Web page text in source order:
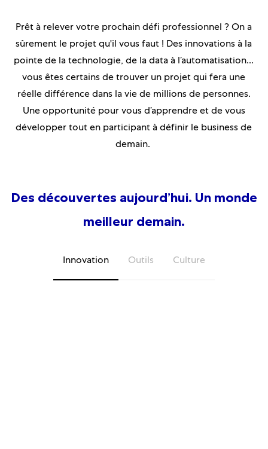
Prêt à relever votre prochain défi professionnel ? On a
sûrement le projet qu'il vous faut ! Des innovations à la
pointe de la technologie, de la data à l’automatisation...
vous êtes certains de trouver un projet qui fera une
réelle différence dans la vie de millions de personnes.
Une opportunité pour vous d’apprendre et de vous
développer tout en participant à définir le business de
demain.
Des découvertes aujourd’hui. Un monde
meilleur demain.
Innovation Outils Culture